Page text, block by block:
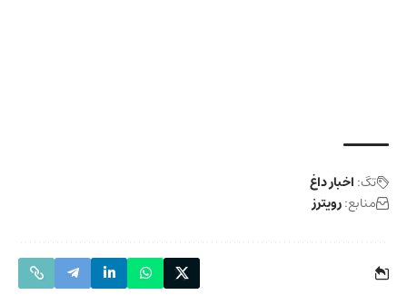
تگ: اخبار داغ
منابع:رویترز